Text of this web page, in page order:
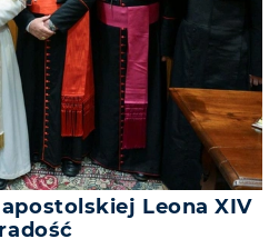
Leona XIV